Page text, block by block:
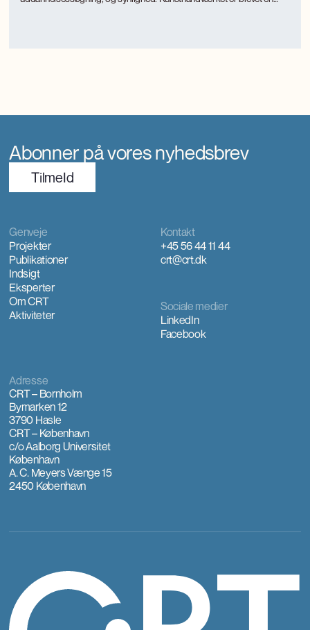
Abonner på vores nyhedsbrev
TilmeId
Kontakt
+45 56 44 11 44
crt@crt.dk
Genveje
Projekter
Publikationer
Indsigt
Eksperter
Om CRT
Aktiviteter
Sociale medier
LinkedIn
Facebook
Adresse
CRT – Bornholm
Bymarken 12
3790 Hasle
CRT – København
c/o Aalborg Universitet
København
A. C. Meyers Vænge 15
2450 København